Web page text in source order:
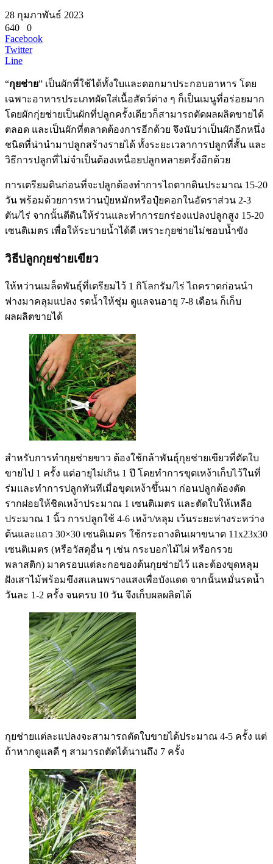
28 กุมภาพันธ์ 2023
640
0
Facebook
Twitter
Line
“กุยช่าย” เป็นผักที่ใช้ได้ทั้งใบและดอกมาประกอบอาหาร โดย
เฉพาะอาหารประเภทผัดใส่เนื้อสัตว์ต่าง ๆ ก็เป็นเมนูที่อร่อยมาก
โดยผักกุ่ยช่ายเป็นผักที่ปลูกครั้งเดียวก็สามารถตัดผลผลิตขายได้
ตลอด และเป็นผักที่ตลาดต้องการอีกด้วย จึงนับว่าเป็นผักอีกหนึ่ง
ชนิดที่น่านำมาปลูกสร้างรายได้ ทั้งระยะเวลาการปลูกที่สั้น และ
วิธีการปลูกที่ไม่จำเป็นต้องเหนื่อยปลูกหลายครั้งอีกด้วย
การเตรียมดินก่อนที่จะปลูกต้องทำการไถตากดินประมาณ 15-20
วัน พร้อมด้วยการหว่านปุ๋ยหมักหรือปุ๋ยคอกในอัตราส่วน 2-3
ตัน/ไร่ จากนั้นตีดินให้ร่วนและทำการยกร่องแปลงปลูกสูง 15-20
เซนติเมตร เพื่อให้ระบายน้ำได้ดี เพราะกุยช่ายไม่ชอบน้ำขัง
วิธีปลูกกุยช่ายเขียว
ให้หว่านเมล็ดพันธุ์ที่เตรียมไว้ 1 กิโลกรัม/ไร่ ไถคราดก่อนนำ
ฟางมาคลุมแปลง รดน้ำให้ชุ่ม ดูแลจนอายุ 7-8 เดือน ก็เก็บ
ผลผลิตขายได้
สำหรับการทำกุยช่ายขาว ต้องใช้กล้าพันธุ์กุยช่ายเขียวที่ตัดใบ
ขายไป 1 ครั้ง แต่อายุไม่เกิน 1 ปี โดยทำการขุดเหง้าเก็บไว้ในที่
ร่มและทำการปลูกทันทีเมื่อขุดเหง้าขึ้นมา ก่อนปลูกต้องตัด
รากฝอยให้ชิดเหง้าประมาณ 1 เซนติเมตร และตัดใบให้เหลือ
ประมาณ 1 นิ้ว การปลูกใช้ 4-6 เหง้า/หลุม เว้นระยะห่างระหว่าง
ต้นและแถว 30×30 เซนติเมตร ใช้กระถางดินเผาขนาด 11x23x30
เซนติเมตร (หรือวัสดุอื่น ๆ เช่น กระบอกไม้ไผ่ หรือกรวย
พลาสติก) มาครอบแต่ละกอของต้นกุยช่ายไว้ และต้องขุดหลุม
ฝังเสาไม้พร้อมขึงสแลนพรางแสงเพื่อบังแดด จากนั้นหมั่นรดน้ำ
วันละ 1-2 ครั้ง จนครบ 10 วัน จึงเก็บผลผลิตได้
กุยช่ายแต่ละแปลงจะสามารถตัดใบขายได้ประมาณ 4-5 ครั้ง แต่
ถ้าหากดูแลดี ๆ สามารถตัดได้นานถึง 7 ครั้ง